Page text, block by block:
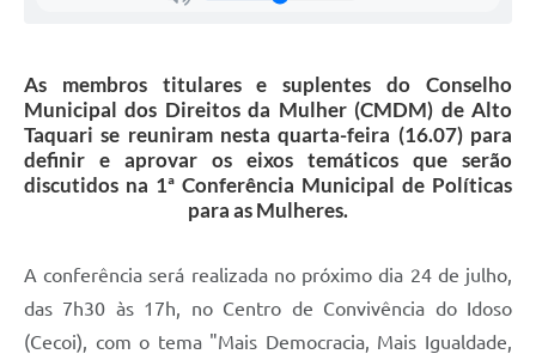
As membros titulares e suplentes do Conselho
Municipal dos Direitos da Mulher (CMDM) de Alto
Taquari se reuniram nesta quarta-feira (16.07) para
definir e aprovar os eixos temáticos que serão
discutidos na 1ª Conferência Municipal de Políticas
para as Mulheres.
A conferência será realizada no próximo dia 24 de julho,
das 7h30 às 17h, no Centro de Convivência do Idoso
(Cecoi), com o tema "Mais Democracia, Mais Igualdade,